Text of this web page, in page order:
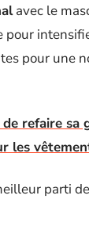
avec le
pour
pour une
refaire sa
les
parti